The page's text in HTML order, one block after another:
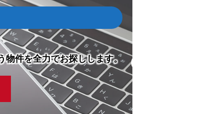
物件を全力でお探しします。